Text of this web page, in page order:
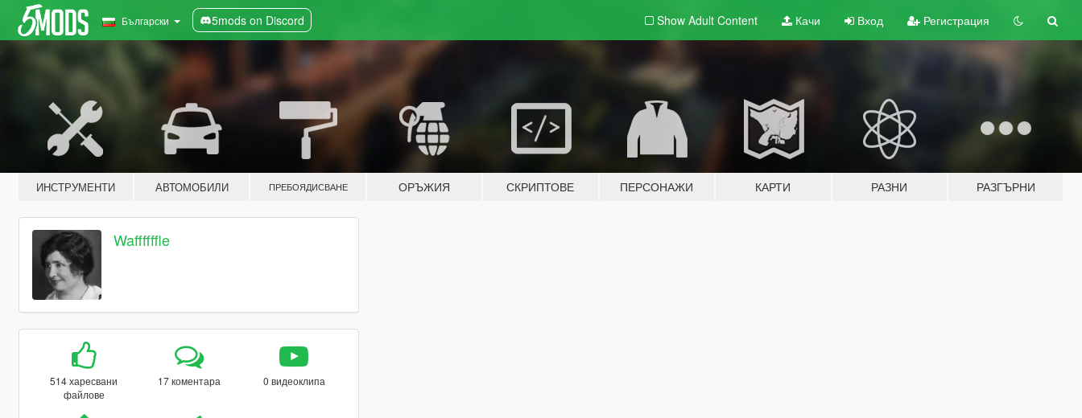
Български 5mods on Discord Show Adult Content Качи Вход Регистрация
ИНСТРУМЕНТИ АВТОМОБИЛИ ПРЕБОЯДИСВАНЕ ОРЪЖИЯ СКРИПТОВЕ ПЕРСОНАЖИ КАРТИ РАЗНИ РАЗГЪРНИ
Waffffffle
514 харесвани
файлове
17 коментара 0 видеоклипа